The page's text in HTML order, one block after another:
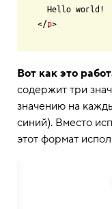
</p
Вот как это
содержит три
значению на
синий). Вместо
этот формат